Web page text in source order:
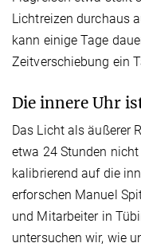
Lichtreizen durchaus
kann einige Tage
Zeitverschiebung ein
Die innere Uhr
Das Licht als äußerer
etwa 24 Stunden
kalibrierend auf die
erforschen Manuel
und Mitarbeiter in
untersuchen wir, wie